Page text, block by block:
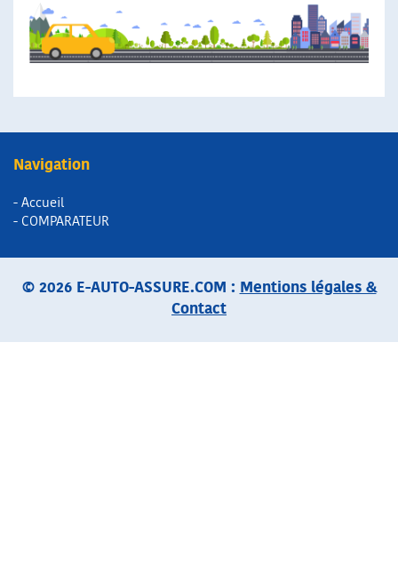
Navigation
- Accueil
- COMPARATEUR
© 2026 E-AUTO-ASSURE.COM : Mentions légales &
Contact